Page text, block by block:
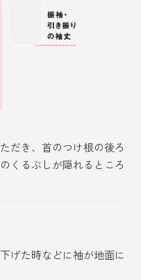
だき、首のつけ根の後ろ
くるぶしが隠れるところ
げた時などに袖が地面に